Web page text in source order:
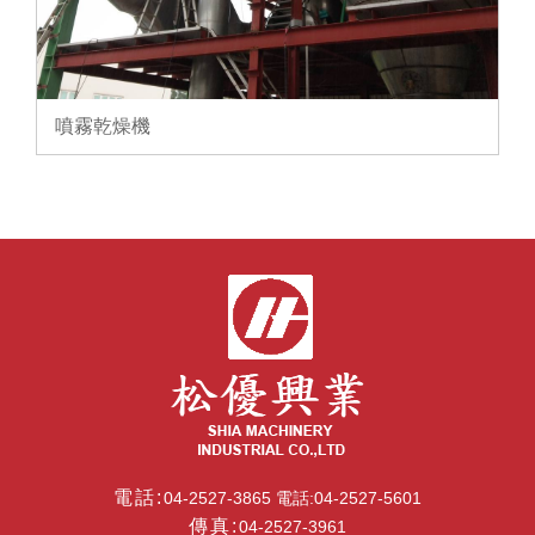
噴霧乾燥機
電話:04-2527-3865 電話:04-2527-5601
傳真:04-2527-3961